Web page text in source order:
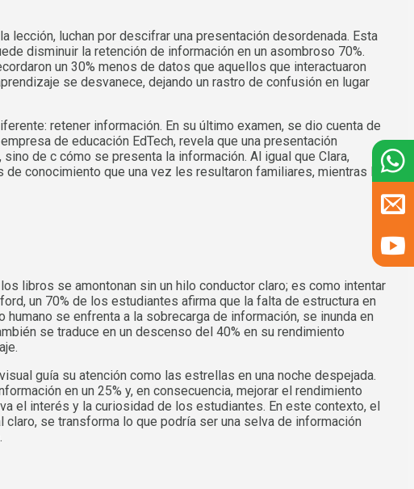
lección, luchan por descifrar una presentación desordenada. Esta
disminuir la retención de información en un asombroso 70%.
un 30% menos de datos que aquellos que interactuaron
se desvanece, dejando un rastro de confusión en lugar
retener información. En su último examen, se dio cuenta de
de educación EdTech, revela que una presentación
de c cómo se presenta la información. Al igual que Clara,
conocimiento que una vez les resultaron familiares, mientras la
libros se amontonan sin un hilo conductor claro; es como intentar
un 70% de los estudiantes afirma que la falta de estructura en
se enfrenta a la sobrecarga de información, se inunda en
se traduce en un descenso del 40% en su rendimiento
guía su atención como las estrellas en una noche despejada.
en un 25% y, en consecuencia, mejorar el rendimiento
el interés y la curiosidad de los estudiantes. En este contexto, el
se transforma lo que podría ser una selva de información